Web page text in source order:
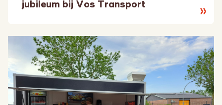
jubileum bij Vos Transport
Lees